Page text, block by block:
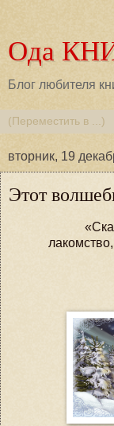
Ода
Блог любителя
вторник, 19
Этот
лакомство,